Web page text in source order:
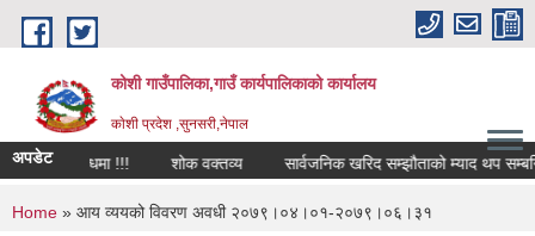
Skip to main content
कोशी गाउँपालिका,गाउँ कार्यपालिकाको कार्यालय
काेशी प्रदेश ,सुनसरी,नेपाल
अपडेट स्थानीय शोक विदा सम्बन्धमा !!! शोक वक्तव्य सार्वजनिक खरिद सम्झौताको म्याद थप
You are here
Home » आय व्ययको विवरण अवधी २०७९।०४।०१-२०७९।०६।३१